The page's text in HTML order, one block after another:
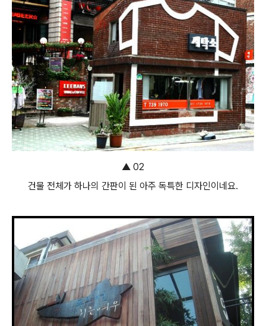
▲ 02
건물 전체가 하나의 간판이 된 아주 독특한 디자인이네요.